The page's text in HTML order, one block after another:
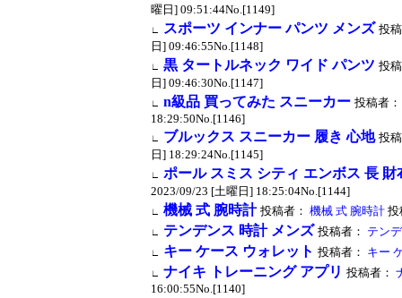
曜日] 09:51:44No.[1149]
∟ スポーツ インナー パンツ メンズ 投
日] 09:46:55No.[1148]
∟ 黒 タートルネック ワイド パンツ 投
日] 09:46:30No.[1147]
∟ n級品 買ってみた スニーカー 投稿者：
18:29:50No.[1146]
∟ ブルックス スニーカー 履き 心地 投
日] 18:29:24No.[1145]
∟ ポール スミス シティ エンボス 長 財
2023/09/23 [土曜日] 18:25:04No.[1144]
∟ 機械 式 腕時計 投稿者： 機械 式 腕時計 投
∟ テンデンス 時計 メンズ 投稿者： テン
∟ キー ケース ウォレット 投稿者： キー
∟ ナイキ トレーニング アプリ 投稿者：
16:00:55No.[1140]